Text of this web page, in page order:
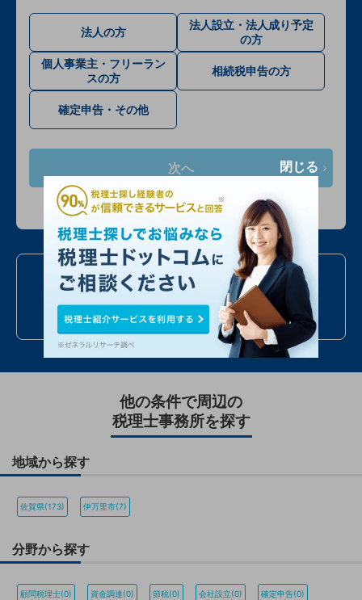
法人の方
法人設立・法人成り予定
の方
個人事業主・フリーラン
スの方
相続税申告の方
確定申告・その他
次へ
入力情報は公開されません
お電話での問い合わせ
050 7586 6224
24時間受付 年中無休 全国対応 最短当日
他の条件で周辺の
税理士事務所を探す
地域から探す
佐賀県(173) 伊万里市(7)
分野から探す
顧問税理士(0) 資金調達(0) 節税(0) 会社設立(0) 確定申告(0)
閉じる